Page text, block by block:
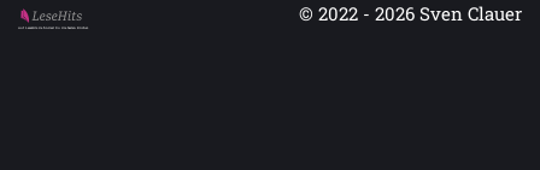
Auf LeseHits.de findest Du die besten Bücher.
© 2022 - 2026 Sven Clauer